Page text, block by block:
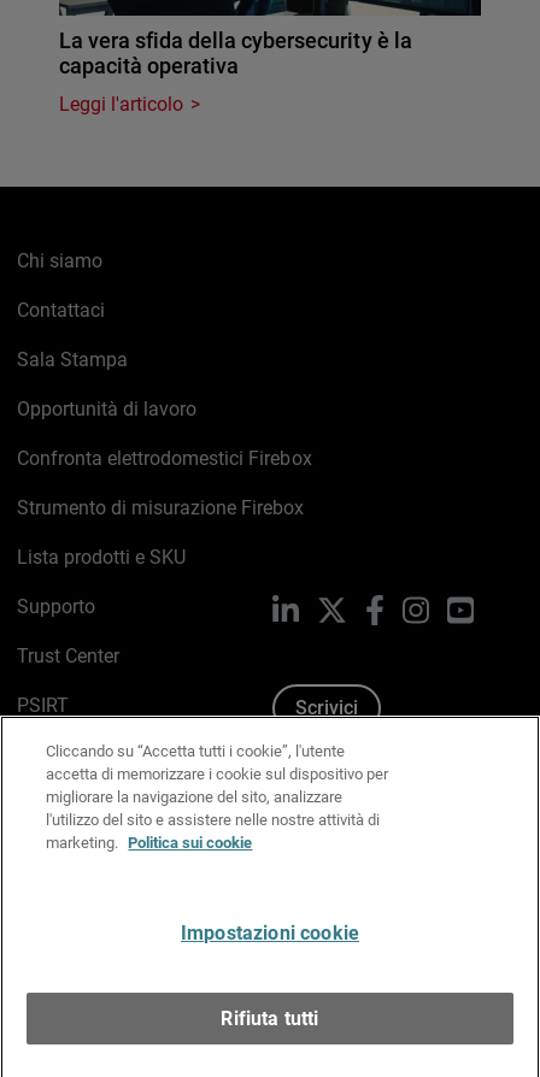
La vera sfida della cybersecurity è la
capacità operativa
Leggi l'articolo
Chi siamo
Contattaci
Sala Stampa
Opportunità di lavoro
Confronta elettrodomestici Firebox
Strumento di misurazione Firebox
Lista prodotti e SKU
Supporto
Trust Center
PSIRT
Politica sui cookie
Informativa sulla privacy
Kit Media & Brand
LinkedIn FacebookInstagram
Scrivici
Cliccando su “Accetta tutti i cookie”, l'utente
accetta di memorizzare i cookie sul dispositivo per
migliorare la navigazione del sito, analizzare
l'utilizzo del sito e assistere nelle nostre attività di
marketing. Politica sui cookie
Impostazioni cookie
Rifiuta tutti